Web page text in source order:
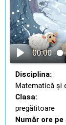
00:00
Disciplina:
Matematică și
Clasa:
pregătitoare
Număr ore